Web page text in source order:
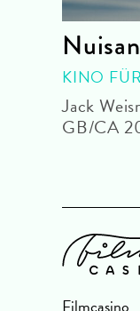
KINO
Jack
GB/CA